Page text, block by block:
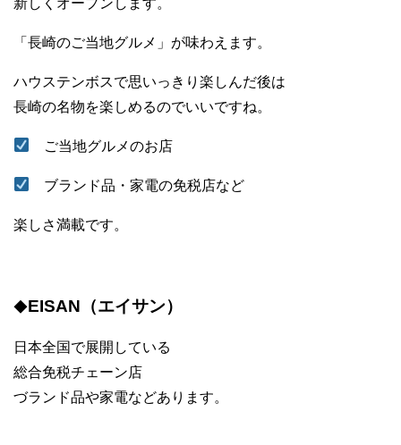
「長崎のご当地グルメ」が味わえます。
ハウステンボスで思いっきり楽しんだ後は
長崎の名物を楽しめるのでいいですね。
ご当地グルメのお店
ブランド品・家電の免税店など
楽しさ満載です。
◆EISAN（エイサン）
日本全国で展開している
総合免税チェーン店
づランド品や家電などあります。